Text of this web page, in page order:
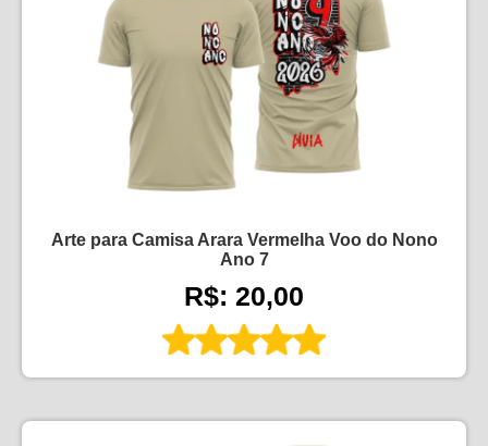
Arte para Camisa Arara Vermelha Voo do Nono
Ano 7
R$: 20,00